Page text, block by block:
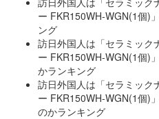
ー FKR150WH-WGN(1個)
ング
訪日外国人は「セラミック
ー FKR150WH-WGN(1個)
かランキング
訪日外国人は「セラミック
ー FKR150WH-WGN(1個)
のかランキング